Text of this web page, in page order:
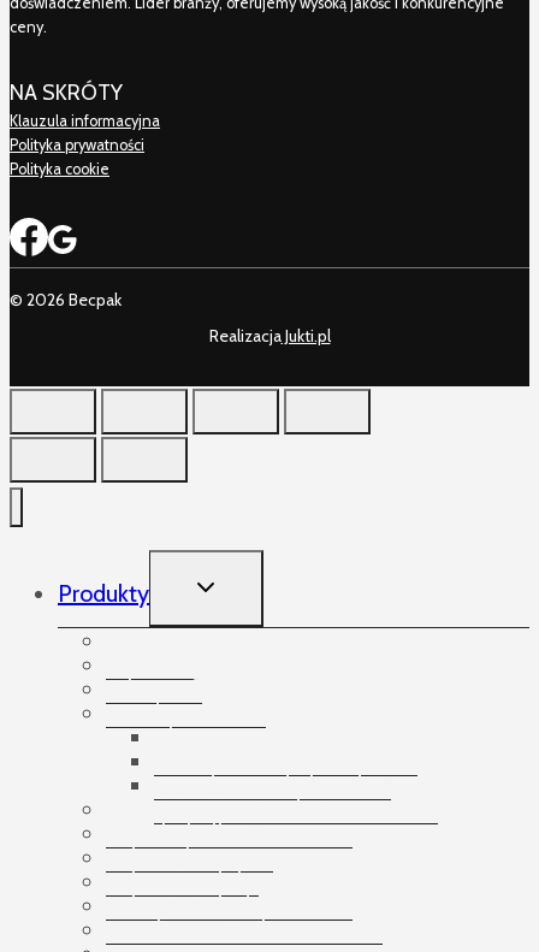
ceny.
NA SKRÓTY
Klauzula informacyjna
Polityka prywatności
Polityka cookie
© 2026 Becpak
RealizacjaJukti.pl
Produkty TOGGLE
CHILD
Arkusze foliowe
Bandowanie palet i paczek
Akcesoria do bandowania
Urządzenia do bandowania
Etykiety samoprzylepne
Folia bąbelkowa
Folia ochronna
Folia stretch beztubowa
Folia stretch do pakowania
Gumki recepturki